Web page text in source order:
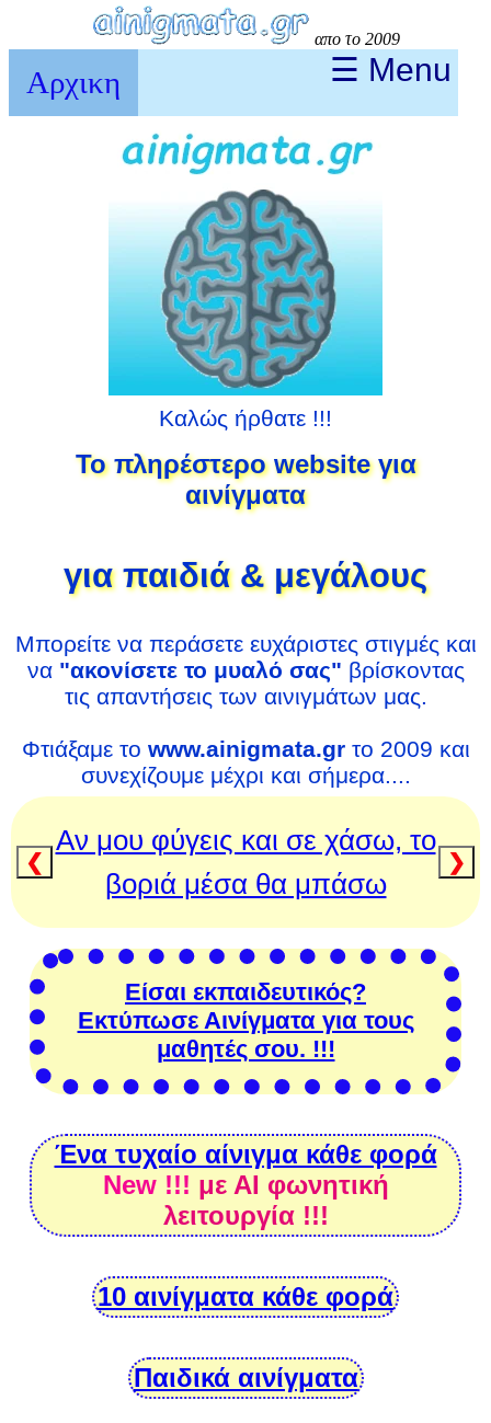
απο το 2009
Αρχικη ☰ Menu
Καλώς ήρθατε !!!
Το πληρέστερο website για
αινίγματα
για παιδιά & μεγάλους
Μπορείτε να περάσετε ευχάριστες στιγμές και
να "ακονίσετε το μυαλό σας" βρίσκοντας
τις απαντήσεις των αινιγμάτων μας.
Φτιάξαμε το www.ainigmata.grτο 2009 και
συνεχίζουμε μέχρι και σήμερα....
Αν μου φύγεις και σε χάσω, το
βοριά μέσα θα μπάσω
❮ ❯
Είσαι εκπαιδευτικός?
Εκτύπωσε Αινίγματα για τους
μαθητές σου. !!!
Ένα τυχαίο αίνιγμα κάθε φορά
New !!! με ΑΙ φωνητική
λειτουργία !!!
10 αινίγματα κάθε φορά
Παιδικά αινίγματα